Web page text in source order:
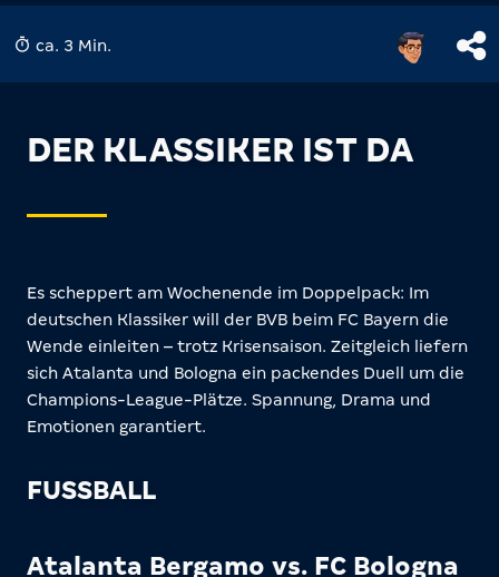
ca. 3 Min.
DER KLASSIKER IST DA
Es scheppert am Wochenende im Doppelpack: Im
deutschen Klassiker will der BVB beim FC Bayern die
Wende einleiten – trotz Krisensaison. Zeitgleich liefern
sich Atalanta und Bologna ein packendes Duell um die
Champions-League-Plätze. Spannung, Drama und
Emotionen garantiert.
FUSSBALL
Atalanta Bergamo vs. FC Bologna